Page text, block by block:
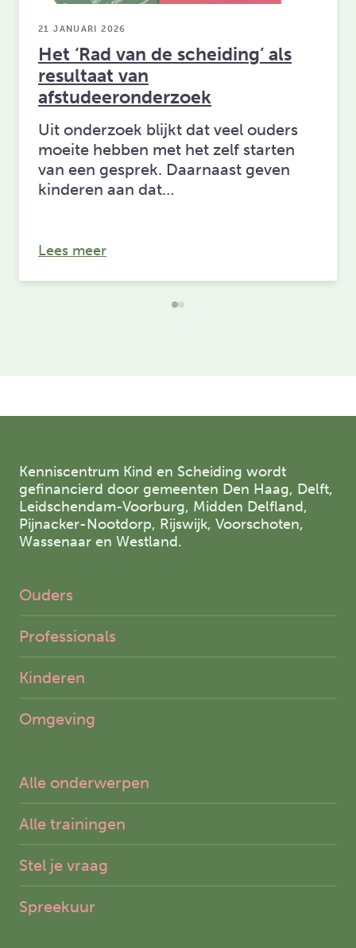
Het ‘Rad van de scheiding’ als
resultaat van
afstudeeronderzoek
21 JANUARI 2026
Uit onderzoek blijkt dat veel ouders
moeite hebben met het zelf starten
van een gesprek. Daarnaast geven
kinderen aan dat…
Lees meerover: Het ‘Rad van de scheiding’
Kenniscentrum Kind en Scheiding wordt
gefinancierd door gemeenten Den Haag, Delft,
Leidschendam-Voorburg, Midden Delfland,
Pijnacker-Nootdorp, Rijswijk, Voorschoten,
Wassenaar en Westland.
Ouders
Professionals
Kinderen
Omgeving
Alle onderwerpen
Alle trainingen
Stel je vraag
Spreekuur